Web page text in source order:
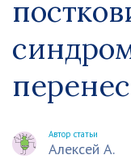
Автор статьи
Алексей А.